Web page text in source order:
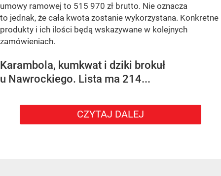
umowy ramowej to 515 970 zł brutto. Nie oznacza
to jednak, że cała kwota zostanie wykorzystana. Konkretne
produkty i ich ilości będą wskazywane w kolejnych
zamówieniach.
Karambola, kumkwat i dziki brokuł
u Nawrockiego. Lista ma 214...
CZYTAJ DALEJ